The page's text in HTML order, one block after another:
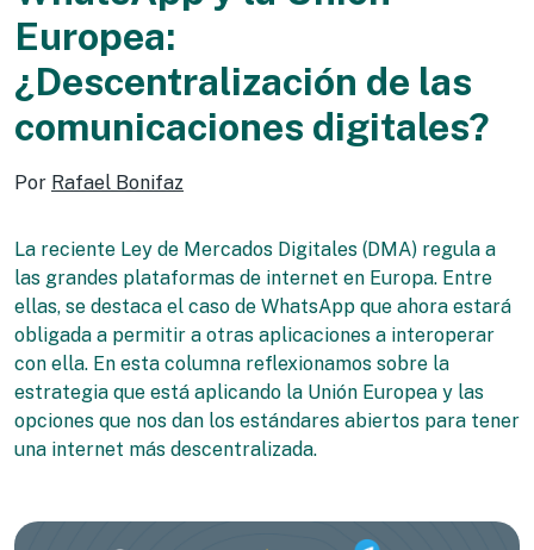
Europea:
¿Descentralización de las
comunicaciones digitales?
Por Rafael Bonifaz
La reciente Ley de Mercados Digitales (DMA) regula a
las grandes plataformas de internet en Europa. Entre
ellas, se destaca el caso de WhatsApp que ahora estará
obligada a permitir a otras aplicaciones a interoperar
con ella. En esta columna reflexionamos sobre la
estrategia que está aplicando la Unión Europea y las
opciones que nos dan los estándares abiertos para tener
una internet más descentralizada.